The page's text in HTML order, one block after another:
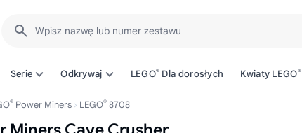
Wpisz nazwę lub numer zestawu
Serie Odkrywaj LEGO® Dla dorosłych Kwiaty LEGO®
® Power Miners LEGO® 8708